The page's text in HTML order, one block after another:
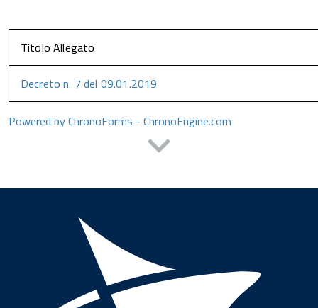
Titolo Allegato
Decreto n. 7 del 09.01.2019
Powered by ChronoForms - ChronoEngine.com